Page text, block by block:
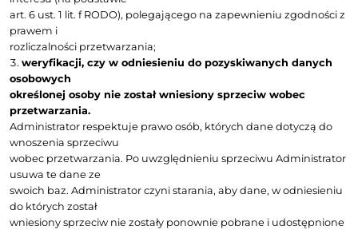
właściciela, branża. Administrator może
dane dotyczące lokalizacji
firmy w postaci linku do map Google, linku do
danych statystycznych
w postaci szacunkowej populacji
przedsiębiorca prowadzi
działalność;
wykonanie obowiązku prawnego, jakim jest
realizacji praw
podmiotów danych, w tym prawa dostępu do
osobowych, prawa do żądania